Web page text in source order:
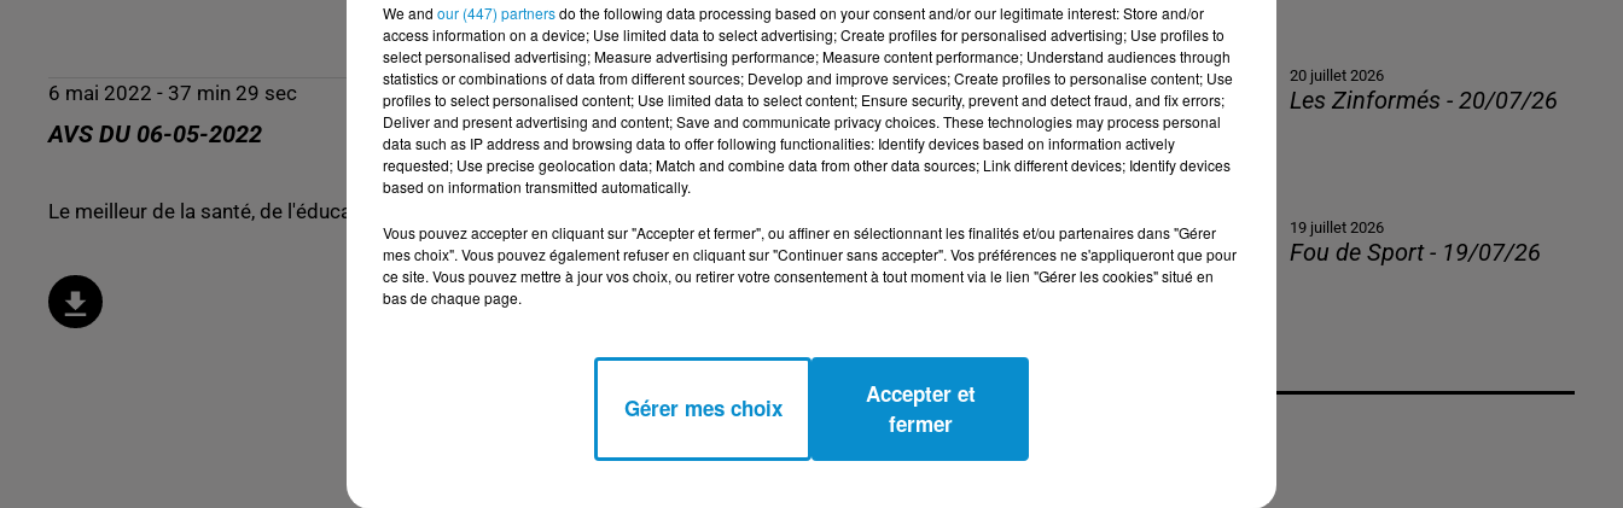
6 mai 2022 - 37 min 29 sec
AVS DU 06-05-2022
Le meilleur de la santé, de l'éducation et du bien être !
20 juillet 2026
Les Zinformés - 20/07/26
19 juillet 2026
Fou de Sport - 19/07/26
We and our (447) partnersdo the following data processing based on your consent and/or our legitimate interest: Store and/or
access information on a device; Use limited data to select advertising; Create profiles for personalised advertising; Use profiles to
select personalised advertising; Measure advertising performance; Measure content performance; Understand audiences through
statistics or combinations of data from different sources; Develop and improve services; Create profiles to personalise content; Use
profiles to select personalised content; Use limited data to select content; Ensure security, prevent and detect fraud, and fix errors;
Deliver and present advertising and content; Save and communicate privacy choices. These technologies may process personal
data such as IP address and browsing data to offer following functionalities: Identify devices based on information actively
requested; Use precise geolocation data; Match and combine data from other data sources; Link different devices; Identify devices
based on information transmitted automatically.
Vous pouvez accepter en cliquant sur "Accepter et fermer", ou affiner en sélectionnant les finalités et/ou partenaires dans "Gérer
mes choix". Vous pouvez également refuser en cliquant sur "Continuer sans accepter". Vos préférences ne s'appliqueront que pour
ce site. Vous pouvez mettre à jour vos choix, ou retirer votre consentement à tout moment via le lien "Gérer les cookies" situé en
bas de chaque page.
Gérer mes choix
Accepter et
fermer